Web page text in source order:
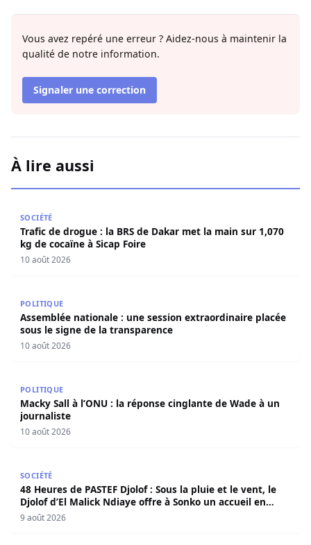
Vous avez repéré une erreur ? Aidez-nous à maintenir la
qualité de notre information.
Signaler une correction
À lire aussi
SOCIÉTÉ
Trafic de drogue : la BRS de Dakar met la main sur 1,070
kg de cocaïne à Sicap Foire
10 août 2026
POLITIQUE
Assemblée nationale : une session extraordinaire placée
sous le signe de la transparence
10 août 2026
POLITIQUE
Macky Sall à l’ONU : la réponse cinglante de Wade à un
journaliste
10 août 2026
SOCIÉTÉ
48 Heures de PASTEF Djolof : Sous la pluie et le vent, le
Djolof d’El Malick Ndiaye offre à Sonko un accueil en
apothéose
9 août 2026